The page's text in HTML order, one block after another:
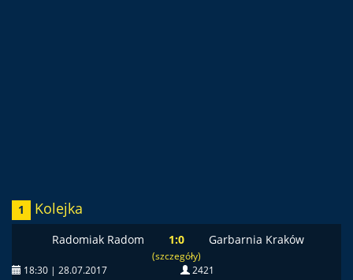
1 Kolejka
Radomiak Radom 1:0
(szczegóły)
Garbarnia Kraków
18:30 | 28.07.2017 2421